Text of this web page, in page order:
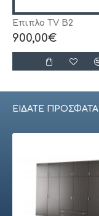
Έπιπλο TV B2
900,00€
ΕΊΔΑΤΕ ΠΡΌΣΦΑΤΑ